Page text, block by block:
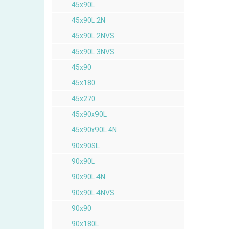
45x90L
45x90L 2N
45x90L 2NVS
45x90L 3NVS
45x90
45x180
45x270
45x90x90L
45x90x90L 4N
90x90SL
90x90L
90x90L 4N
90x90L 4NVS
90x90
90x180L